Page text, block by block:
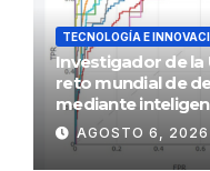
TECNOLOGÍA E
Investigador de la
reto mundial de
mediante
AGOSTO 6, 2026